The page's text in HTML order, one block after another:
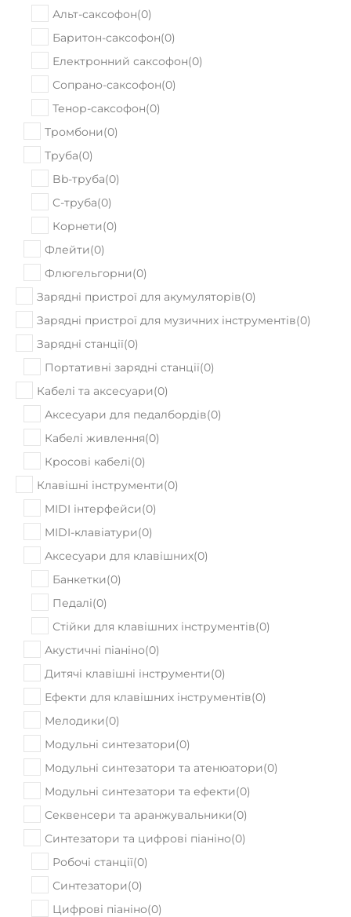
Альт-саксофон(0)
Баритон-саксофон(0)
Електронний саксофон(0)
Сопрано-саксофон(0)
Тенор-саксофон(0)
Тромбони(0)
Труба(0)
Bb-труба(0)
C-труба(0)
Корнети(0)
Флейти(0)
Флюгельгорни(0)
Зарядні пристрої для акумуляторів(0)
Зарядні пристрої для музичних інструментів(0)
Зарядні станції(0)
Портативні зарядні станції(0)
Кабелі та аксесуари(0)
Аксесуари для педалбордів(0)
Кабелі живлення(0)
Кросові кабелі(0)
Клавішні інструменти(0)
MIDI інтерфейси(0)
MIDI-клавіатури(0)
Аксесуари для клавішних(0)
Банкетки(0)
Педалі(0)
Стійки для клавішних інструментів(0)
Акустичні піаніно(0)
Дитячі клавішні інструменти(0)
Ефекти для клавішних інструментів(0)
Мелодики(0)
Модульні синтезатори(0)
Модульні синтезатори та атенюатори(0)
Модульні синтезатори та ефекти(0)
Секвенсери та аранжувальники(0)
Синтезатори та цифрові піаніно(0)
Робочі станції(0)
Синтезатори(0)
Цифрові піаніно(0)